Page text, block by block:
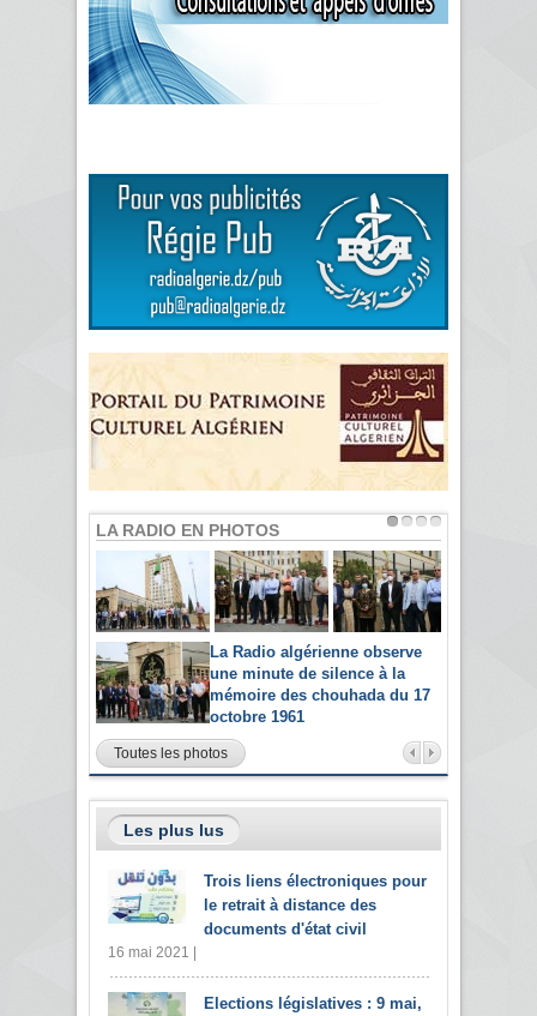
LA RADIO EN PHOTOS
La Radio algérienne observe
une minute de silence à la
mémoire des chouhada du 17
octobre 1961
Toutes les photos
Les plus lus
Trois liens électroniques pour
le retrait à distance des
documents d'état civil
16 mai 2021 |
Elections législatives : 9 mai,